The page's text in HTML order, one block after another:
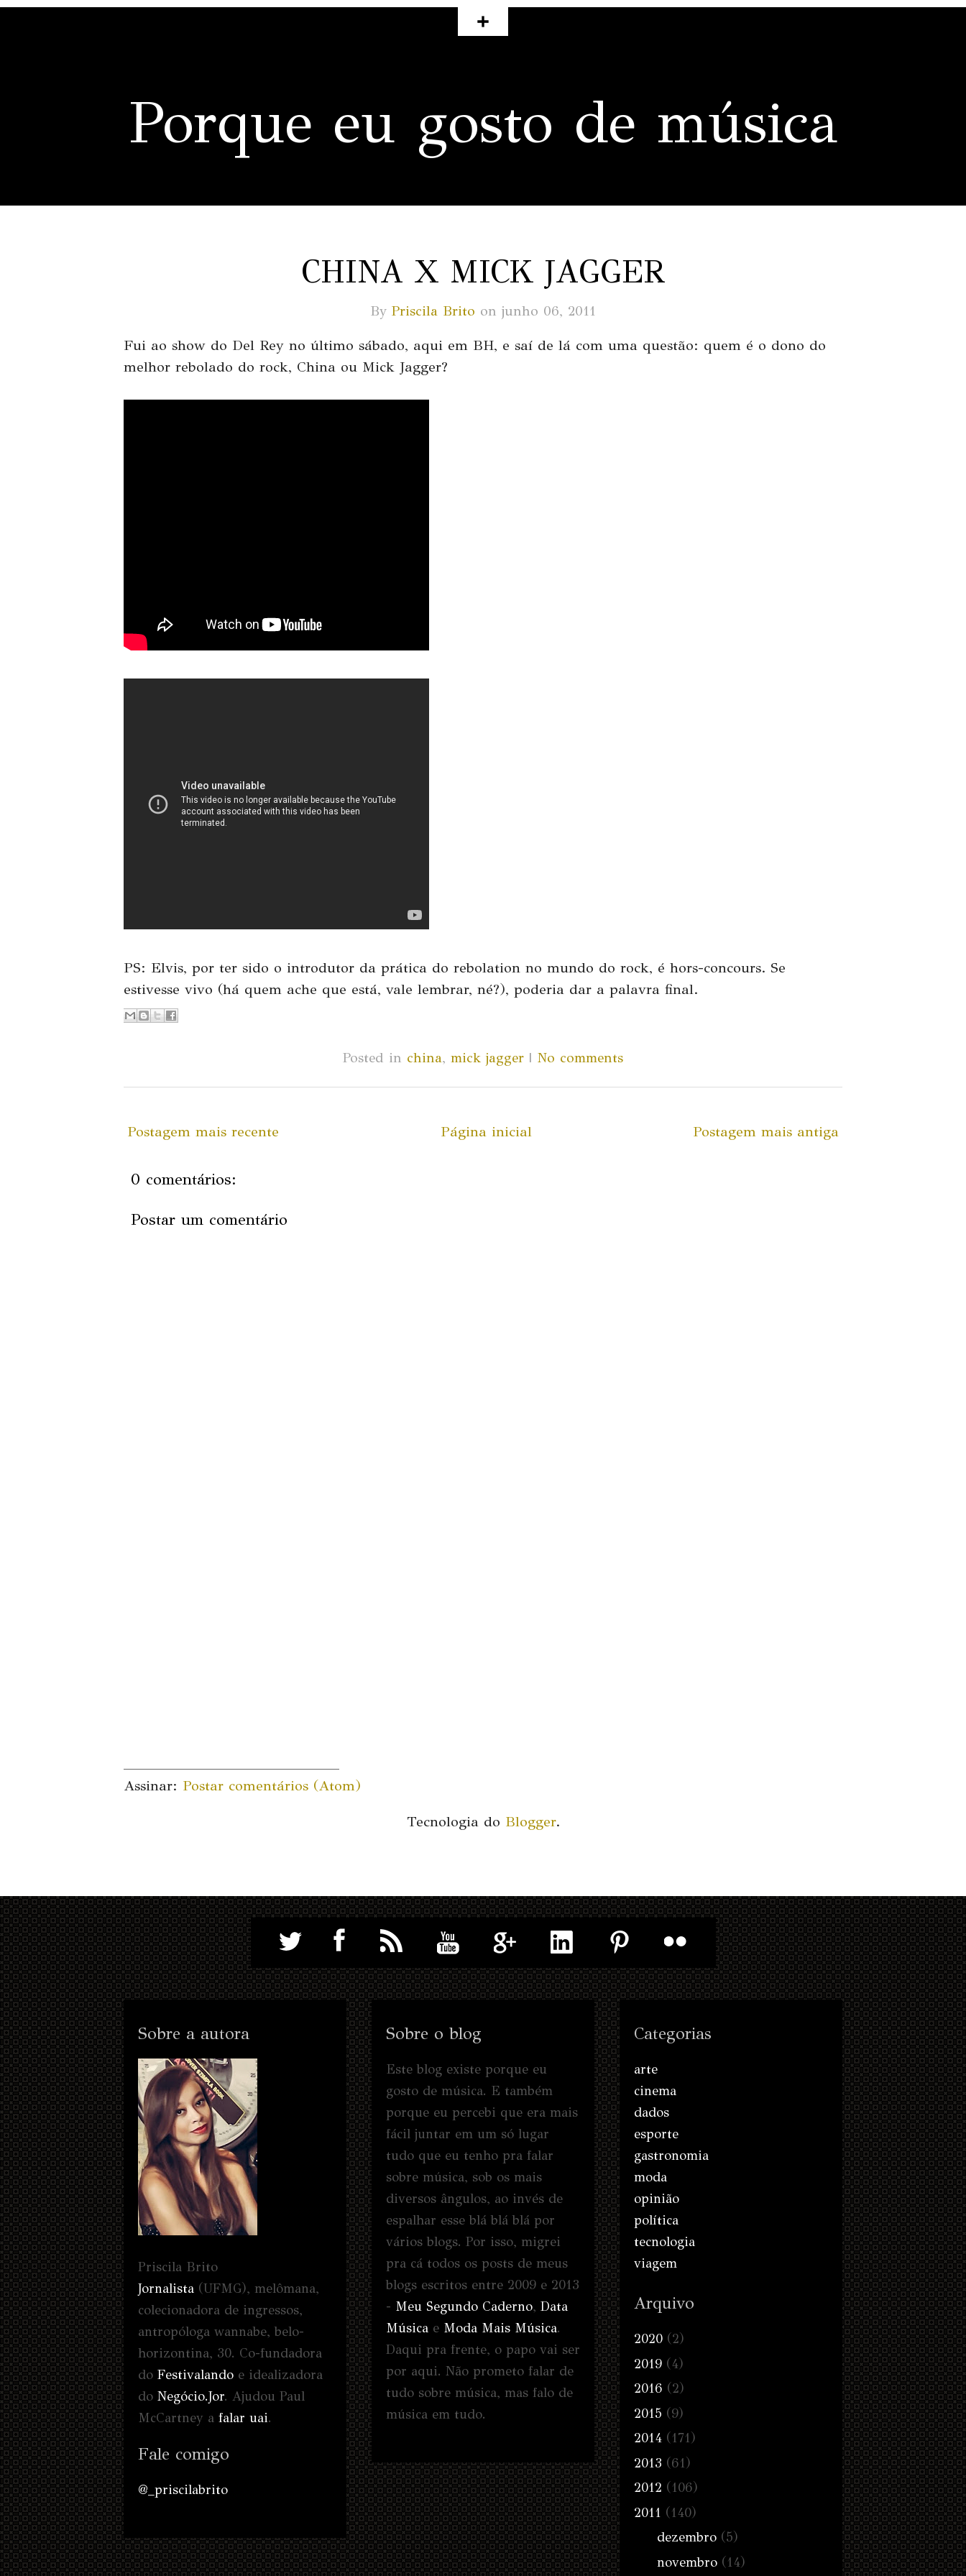
Porque eu gosto de música
CHINA X MICK JAGGER
By Priscila Brito on junho 06, 2011
Fui ao show do Del Rey no último sábado, aqui em BH, e saí de lá com uma questão: quem é o dono do
melhor rebolado do rock, China ou Mick Jagger?
PS: Elvis, por ter sido o introdutor da prática do rebolation no mundo do rock, é hors-concours. Se
estivesse vivo (há quem ache que está, vale lembrar, né?), poderia dar a palavra final.
Posted in china, mick jagger | No comments
Postagem mais recente Postagem mais antiga
Página inicial
0 comentários:
Postar um comentário
Assinar: Postar comentários (Atom)
Tecnologia do Blogger.
Sobre a autora
Priscila Brito
Jornalista (UFMG), melômana,
colecionadora de ingressos,
antropóloga wannabe, belo-
horizontina, 30. Co-fundadora
do Festivalando e idealizadora
do Negócio.Jor. Ajudou Paul
McCartney a falar uai.
Fale comigo
@_priscilabrito
Sobre o blog
Este blog existe porque eu
gosto de música. E também
porque eu percebi que era mais
fácil juntar em um só lugar
tudo que eu tenho pra falar
sobre música, sob os mais
diversos ângulos, ao invés de
espalhar esse blá blá blá por
vários blogs. Por isso, migrei
pra cá todos os posts de meus
blogs escritos entre 2009 e 2013
- Meu Segundo Caderno, Data
Música e Moda Mais Música.
Daqui pra frente, o papo vai ser
por aqui. Não prometo falar de
tudo sobre música, mas falo de
música em tudo.
Categorias
arte
cinema
dados
esporte
gastronomia
moda
opinião
política
tecnologia
viagem
Arquivo
2020 (2)
2019 (4)
2016 (2)
2015 (9)
2014 (171)
2013 (61)
2012 (106)
2011 (140)
dezembro (5)
novembro (14)